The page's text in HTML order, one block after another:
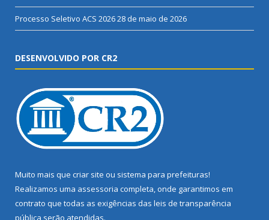
Processo Seletivo ACS 202628 de maio de 2026
DESENVOLVIDO POR CR2
Muito mais que criar site ou sistema para prefeituras!
Realizamos uma assessoria completa, onde garantimos em
contrato que todas as exigências das leis de transparência
pública serão atendidas.